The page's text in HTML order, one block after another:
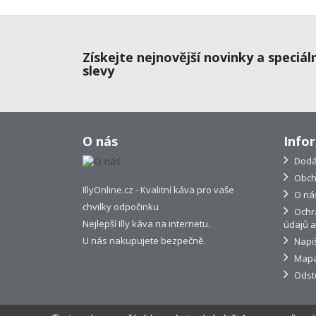
Získejte nejnovější novinky a
slevy
O nás
IllyOnline.cz - Kvalitní káva pro vaše
chvilky odpočinku
Nejlepší Illy káva na internetu.
U nás nakupujete bezpečně.
O
údajů